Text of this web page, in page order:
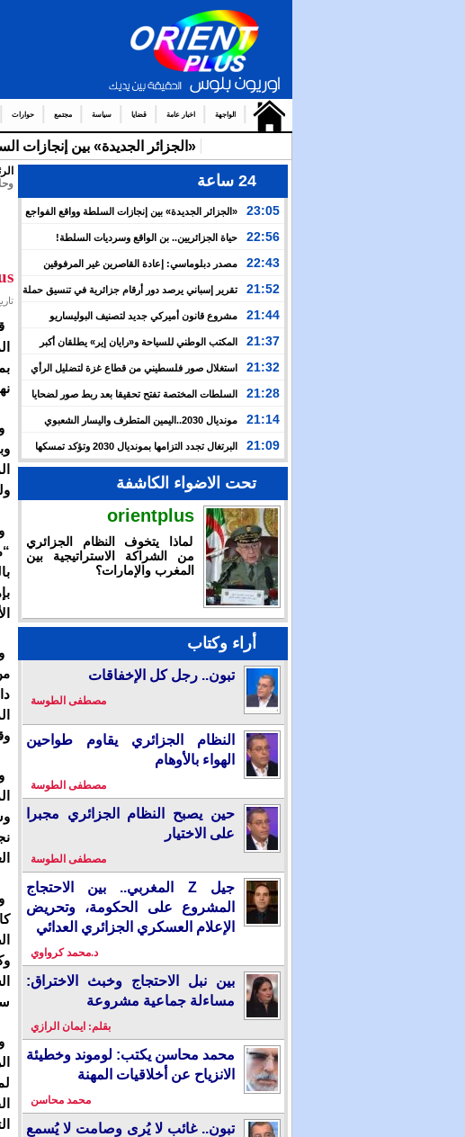
الواجهة اخبار عامة قضايا سياسة مجتمع حوارات
«الجزائر الجديدة» بين إنجازات
24 ساعة
23:05
«الجزائر الجديدة» بين إنجازات السلطة وواقع الفواجع
والتضييق
22:56 حياة الجزائريين.. بن الواقع وسرديات السلطة!
22:43
مصدر دبلوماسي: إعادة القاصرين غير المرفوقين
مسألة مبدأ قائمة على التعليمات الملكية السامية
21:52
تقرير إسباني يرصد دور أرقام جزائرية في تنسيق حملة
العبور نحو سبتة
21:44
مشروع قانون أميركي جديد لتصنيف البوليساريو
منظمة إرهابية
21:37
المكتب الوطني للسياحة و«رايان إير» يطلقان أكبر
برنامج جوي شتوي نحو المغرب
21:32
استغلال صور فلسطيني من قطاع غزة لتضليل الرأي
العام بشأن أحداث سبتة
21:28
السلطات المختصة تفتح تحقيقا بعد ربط صور لضحايا
حرب غزة بأحداث سبتة
21:14
مونديال 2030..اليمين المتطرف واليسار الشعبوي
يوظفان الهجرة لاستهداف المغرب
21:09
البرتغال تجدد التزامها بمونديال 2030 وتؤكد تمسكها
بالشراكة مع المغرب وإسبانيا
تحت الاضواء الكاشفة
orientplus
لماذا يتخوف النظام الجزائري
من الشراكة الاستراتيجية بين
المغرب والإمارات؟
أراء وكتاب
تبون.. رجل كل الإخفاقات
مصطفى الطوسة
النظام الجزائري يقاوم طواحين
الهواء بالأوهام
مصطفى الطوسة
حين يصبح النظام الجزائري مجبرا
على الاختيار
مصطفى الطوسة
جيل Z المغربي.. بين الاحتجاج
المشروع على الحكومة، وتحريض
الإعلام العسكري الجزائري العدائي
د.محمد كرواوي
بين نبل الاحتجاج وخبث الاختراق:
مساءلة جماعية مشروعة
بقلم: ايمان الرازي
محمد محاسن يكتب: لوموند وخطيئة
الانزياح عن أخلاقيات المهنة
محمد محاسن
تبون.. غائب لا يُرى وصامت لا يُسمع
تاريخ